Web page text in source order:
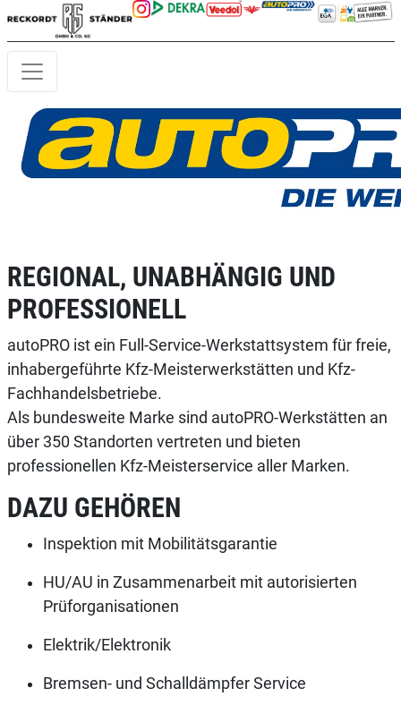
REGIONAL, UNABHÄNGIG UND
PROFESSIONELL
autoPRO ist ein Full-Service-Werkstattsystem für freie,
inhabergeführte Kfz-Meisterwerkstätten und Kfz-
Fachhandelsbetriebe.
Als bundesweite Marke sind autoPRO-Werkstätten an
über 350 Standorten vertreten und bieten
professionellen Kfz-Meisterservice aller Marken.
DAZU GEHÖREN
Inspektion mit Mobilitätsgarantie
HU/AU in Zusammenarbeit mit autorisierten
Prüforganisationen
Elektrik/Elektronik
Bremsen- und Schalldämpfer Service